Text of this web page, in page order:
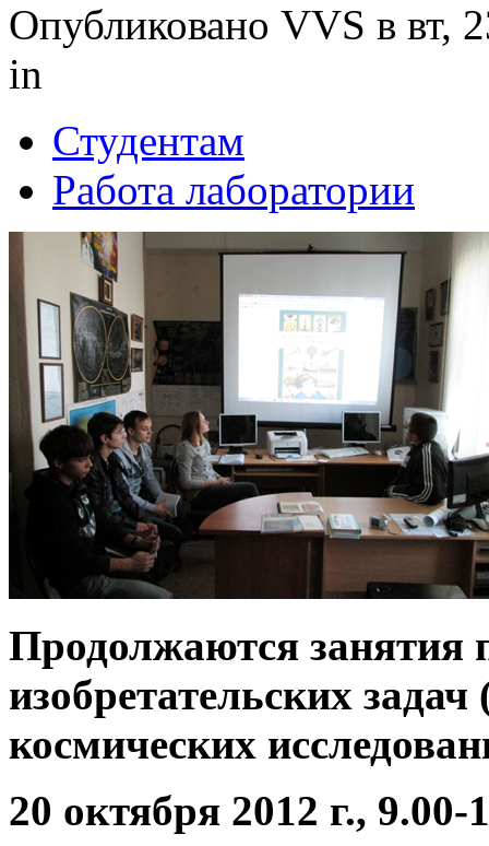
Опубликовано VVS в вт,
in
Студентам
Работа лаборатории
Продолжаются занятия
изобретательских
космических
20 октября 2012 г., 9.00-